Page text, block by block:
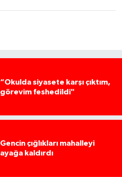
“Okulda siyasete karşı çıktım,
görevim feshedildi"
Gencin çığlıkları mahalleyi
ayağa kaldırdı